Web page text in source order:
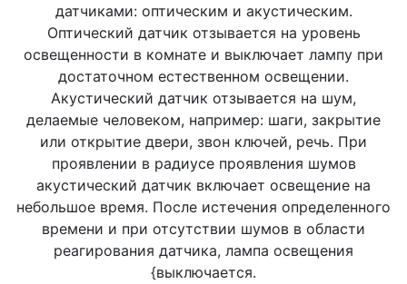
датчиками: оптическим и акустическим.
Оптический датчик отзывается на уровень
освещенности в комнате и выключает лампу при
достаточном естественном освещении.
Акустический датчик отзывается на шум,
делаемые человеком, например: шаги, закрытие
или открытие двери, звон ключей, речь. При
проявлении в радиусе проявления шумов
акустический датчик включает освещение на
небольшое время. После истечения определенного
времени и при отсутствии шумов в области
реагирования датчика, лампа освещения
{выключается.